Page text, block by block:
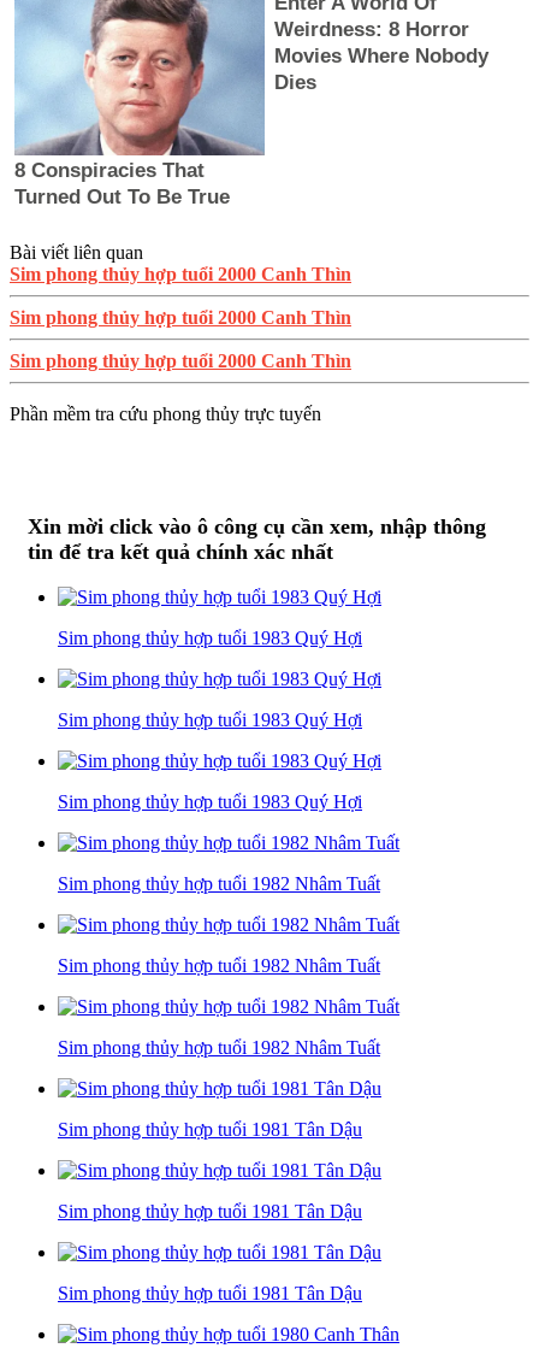
Bài viết liên quan
Sim phong thủy hợp tuổi 2000 Canh Thìn
Sim phong thủy hợp tuổi 2000 Canh Thìn
Sim phong thủy hợp tuổi 2000 Canh Thìn
Phần mềm tra cứu phong thủy trực tuyến
Xin mời click vào ô công cụ cần xem, nhập thông
tin để tra kết quả chính xác nhất
Sim phong thủy hợp tuổi 1983 Quý Hợi
Sim phong thủy hợp tuổi 1983 Quý Hợi
Sim phong thủy hợp tuổi 1983 Quý Hợi
Sim phong thủy hợp tuổi 1982 Nhâm Tuất
Sim phong thủy hợp tuổi 1982 Nhâm Tuất
Sim phong thủy hợp tuổi 1982 Nhâm Tuất
Sim phong thủy hợp tuổi 1981 Tân Dậu
Sim phong thủy hợp tuổi 1981 Tân Dậu
Sim phong thủy hợp tuổi 1981 Tân Dậu